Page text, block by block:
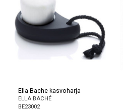
Ella Bache kasvoharja
ELLA BACHÉ
BE23002